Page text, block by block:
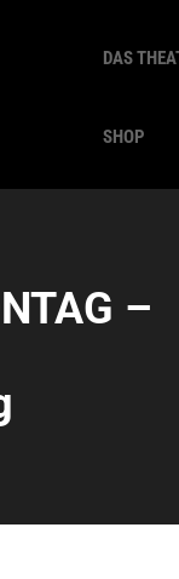
DAS
SHOP
–